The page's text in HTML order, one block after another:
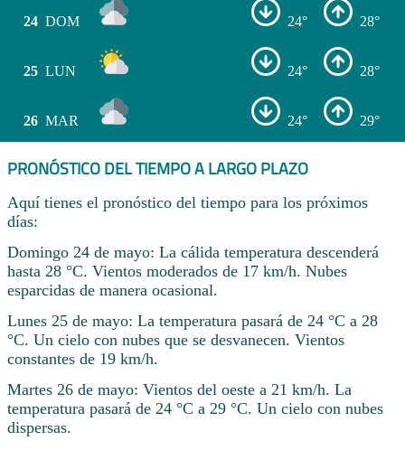
24 DOM 24° 28°
25 LUN 24° 28°
26 MAR 24° 29°
PRONÓSTICO DEL TIEMPO A LARGO PLAZO
Aquí tienes el pronóstico del tiempo para los próximos
días:
Domingo 24 de mayo: La cálida temperatura descenderá
hasta 28 °C. Vientos moderados de 17 km/h. Nubes
esparcidas de manera ocasional.
Lunes 25 de mayo: La temperatura pasará de 24 °C a 28
°C. Un cielo con nubes que se desvanecen. Vientos
constantes de 19 km/h.
Martes 26 de mayo: Vientos del oeste a 21 km/h. La
temperatura pasará de 24 °C a 29 °C. Un cielo con nubes
dispersas.